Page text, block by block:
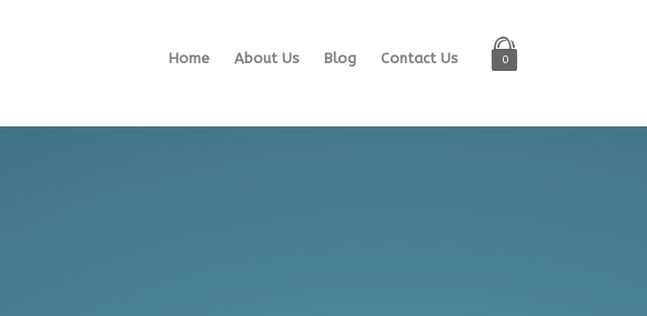
Home About Us Blog Contact Us 0